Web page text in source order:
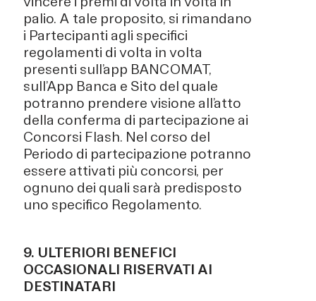
palio. A tale proposito, si rimandano
i Partecipanti agli specifici
regolamenti di volta in volta
presenti sull’app BANCOMAT,
sull’App Banca e Sito del quale
potranno prendere visione all’atto
della conferma di partecipazione ai
Concorsi Flash. Nel corso del
Periodo di partecipazione potranno
essere attivati più concorsi, per
ognuno dei quali sarà predisposto
uno specifico Regolamento.
9. ULTERIORI BENEFICI
OCCASIONALI RISERVATI AI
DESTINATARI